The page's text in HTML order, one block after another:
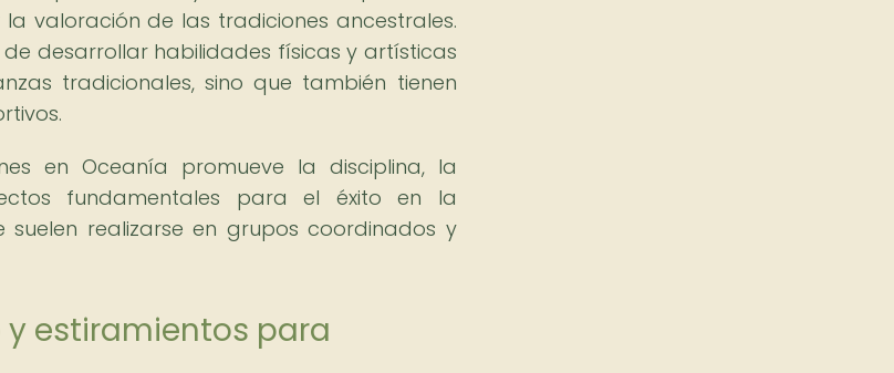
valoración de las tradiciones ancestrales.
desarrollar habilidades físicas y artísticas
tradicionales, sino que también tienen
en Oceanía promueve la disciplina, la
fundamentales para el éxito en la
realizarse en grupos coordinados y
estiramientos para